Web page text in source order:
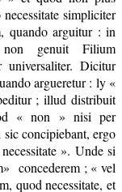
simpliciter
quando arguitur : in
genuit Filium
Dicitur
argueretur : ly «
; illud distribuit
« non » nisi per
concipiebant, ergo
». Unde si
concederem ; « vel
quod necessitate, et